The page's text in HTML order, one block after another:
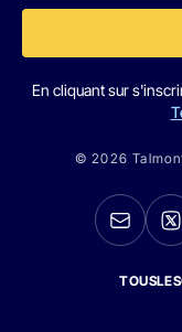
En cliquant sur
© 2026